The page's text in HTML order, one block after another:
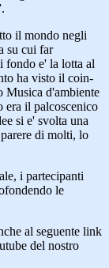
il mondo negli
su cui far
fondo e' la lotta al
ha visto il coin-
Musica d'ambiente
era il palcoscenico
si e' svolta una
di molti, lo
i partecipanti
le
al seguente link
del nostro